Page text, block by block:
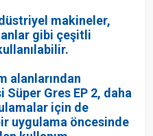
makineler,
gibi çeşitli
alanlarından
Süper Gres EP 2, daha
için de
uygulama öncesinde